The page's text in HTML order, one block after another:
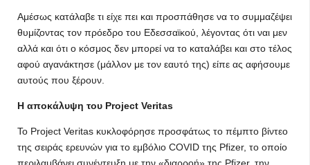
Αμέσως κατάλαβε τι είχε πει και προσπάθησε να το συμμαζέψει
θυμίζοντας τον πρόεδρο του Εδεσσαϊκού, λέγοντας ότι ναι μεν
αλλά και ότι ο κόσμος δεν μπορεί να το καταλάβει και στο τέλος
αφού αγανάκτησε (μάλλον με τον εαυτό της) είπε ας αφήσουμε
αυτούς που ξέρουν.
Η αποκάλυψη του Project Veritas
Το Project Veritas κυκλοφόρησε προσφάτως το πέμπτο βίντεο
της σειράς ερευνών για το εμβόλιο COVID της Pfizer, το οποίο